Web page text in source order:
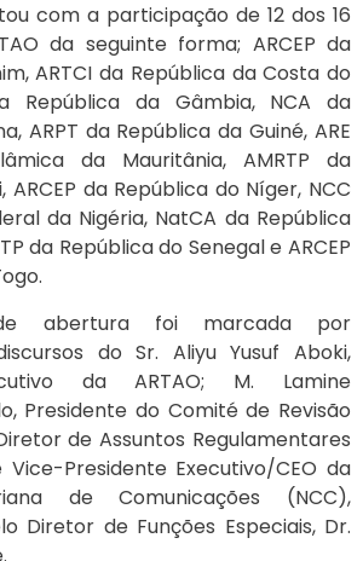
com a participação de 12 dos 16
da seguinte forma; ARCEP da
ARTCI da República da Costa do
República da Gâmbia, NCA da
ARPT da República da Guiné, ARE
da Mauritânia, AMRTP da
ARCEP da República do Níger, NCC
da Nigéria, NatCA da República
da República do Senegal e ARCEP
abertura foi marcada por
do Sr. Aliyu Yusuf Aboki,
da ARTAO; M. Lamine
Presidente do Comité de Revisão
de Assuntos Regulamentares
Vice-Presidente Executivo/CEO da
de Comunicações (NCC),
Diretor de Funções Especiais, Dr.